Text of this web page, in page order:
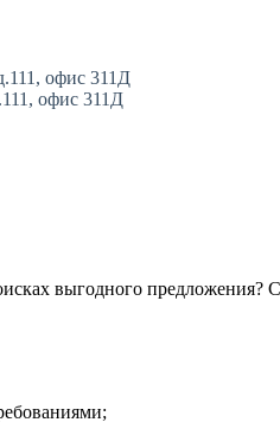
офис 311Д
офис 311Д
выгодного предложения?